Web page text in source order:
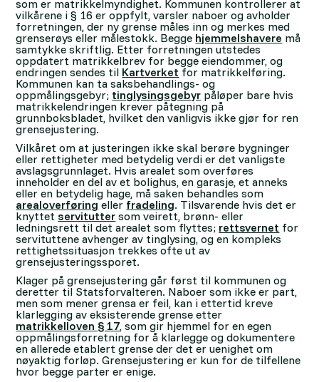
som er matrikkelmyndighet. Kommunen kontrollerer at
vilkårene i § 16 er oppfylt, varsler naboer og avholder
forretningen, der ny grense måles inn og merkes med
grenserøys eller målestokk. Begge hjemmelshavere må
samtykke skriftlig. Etter forretningen utstedes
oppdatert matrikkelbrev for begge eiendommer, og
endringen sendes til Kartverket for matrikkelføring.
Kommunen kan ta saksbehandlings- og
oppmålingsgebyr; tinglysingsgebyr påløper bare hvis
matrikkelendringen krever påtegning på
grunnboksbladet, hvilket den vanligvis ikke gjør for ren
grensejustering.
Vilkåret om at justeringen ikke skal berøre bygninger
eller rettigheter med betydelig verdi er det vanligste
avslagsgrunnlaget. Hvis arealet som overføres
inneholder en del av et bolighus, en garasje, et anneks
eller en betydelig hage, må saken behandles som
arealoverføring eller fradeling. Tilsvarende hvis det er
knyttet servitutter som veirett, brønn- eller
ledningsrett til det arealet som flyttes; rettsvernet for
servituttene avhenger av tinglysing, og en kompleks
rettighetssituasjon trekkes ofte ut av
grensejusteringssporet.
Klager på grensejustering går først til kommunen og
deretter til Statsforvalteren. Naboer som ikke er part,
men som mener grensa er feil, kan i ettertid kreve
klarlegging av eksisterende grense etter
matrikkelloven § 17, som gir hjemmel for en egen
oppmålingsforretning for å klarlegge og dokumentere
en allerede etablert grense der det er uenighet om
nøyaktig forløp. Grensejustering er kun for de tilfellene
hvor begge parter er enige.